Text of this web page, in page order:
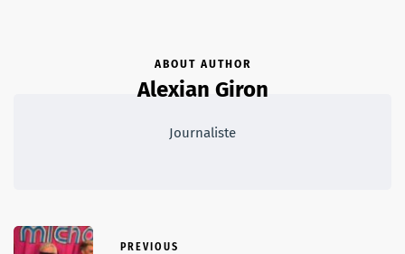
ABOUT AUTHOR
Alexian Giron
Journaliste
PREVIOUS